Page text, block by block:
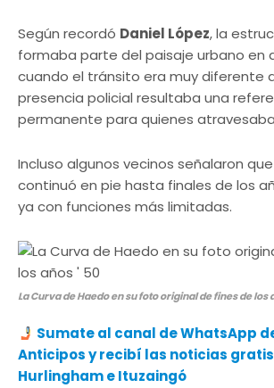
Según recordó Daniel López, la
formaba parte del paisaje urbano en
cuando el tránsito era muy diferente
presencia policial resultaba una
permanente para quienes
Incluso algunos vecinos señalaron
continuó en pie hasta finales de los
ya con funciones más limitadas.
La Curva de Haedo en su foto original de fines de los
Sumate al canal de WhatsApp
Anticiposy recibí las noticias
Hurlingham e Ituzaingó